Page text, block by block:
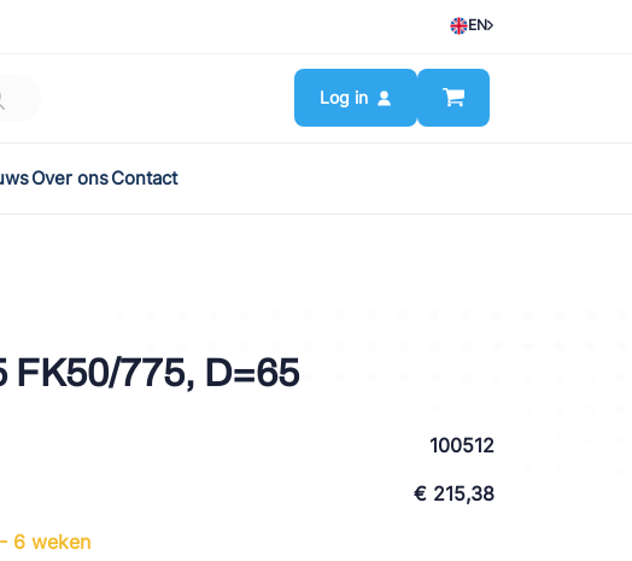
EN
Log in
Over onsContact
FK50/775, D=65
100512
€ 215,38
6 weken